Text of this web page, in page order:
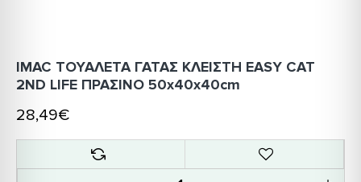
IMAC ΤΟΥΑΛΕΤΑ ΓΑΤΑΣ ΚΛΕΙΣΤΗ EASY CAT
2ND LIFE ΠΡΑΣΙΝΟ 50x40x40cm
28,49€